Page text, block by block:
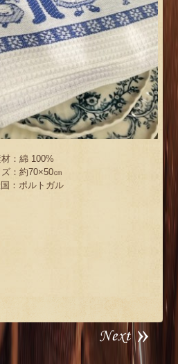
：綿 100%
：約70×50㎝
：ポルトガル